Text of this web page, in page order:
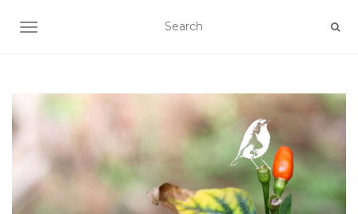
AFFICHER/MASQUER LA NAVIGATION